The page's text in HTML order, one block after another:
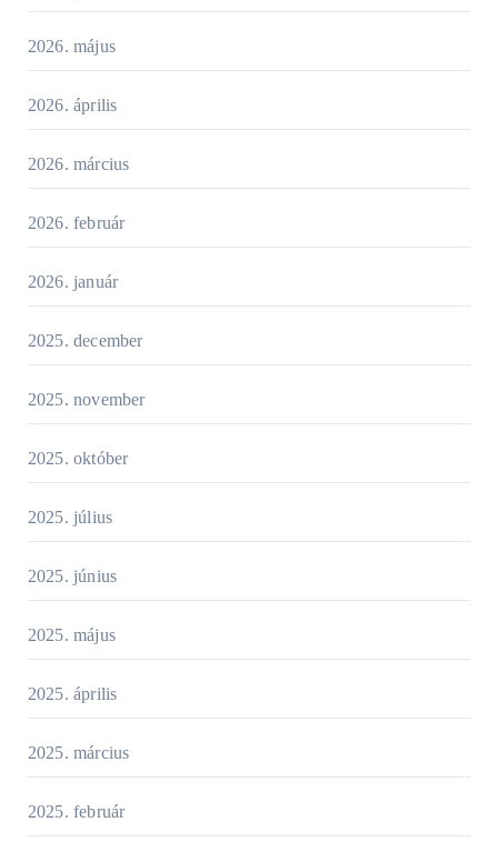
2026. május
2026. április
2026. március
2026. február
2026. január
2025. december
2025. november
2025. október
2025. július
2025. június
2025. május
2025. április
2025. március
2025. február